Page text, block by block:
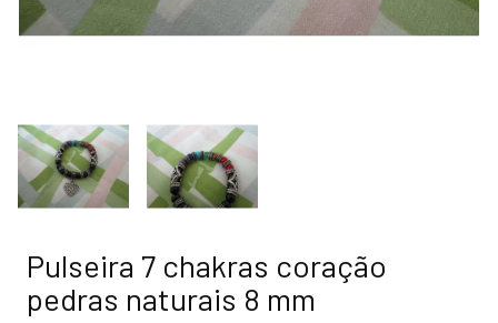
Pulseira 7 chakras coração
pedras naturais 8 mm